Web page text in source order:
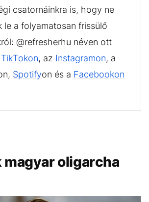
csatornáinkra is, hogy ne
le a folyamatosan frissülő
@refresherhu néven ott
TikTokon, az Instagramon, a
Spotifyon és a Facebookon
magyar oligarcha